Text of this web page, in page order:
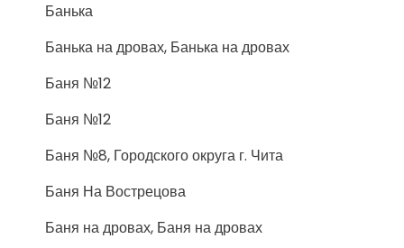
Банька
Банька на дровах, Банька на дровах
Баня №12
Баня №12
Баня №8, Городского округа г. Чита
Баня На Вострецова
Баня на дровах, Баня на дровах